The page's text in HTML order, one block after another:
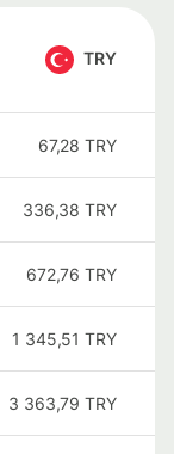
TRY
67,28 TRY
336,38 TRY
672,76 TRY
1 345,51 TRY
3 363,79 TRY